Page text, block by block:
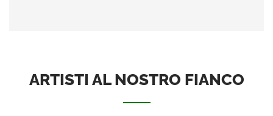
ARTISTI AL NOSTRO FIANCO